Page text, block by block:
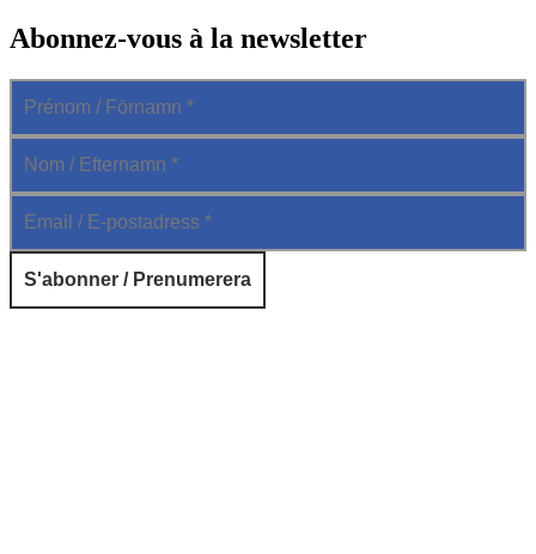
Abonnez-vous à la newsletter